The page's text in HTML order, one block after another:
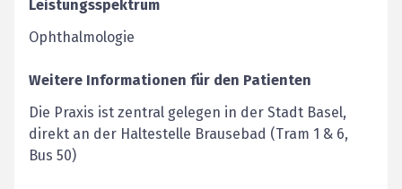
Leistungsspektrum
Ophthalmologie
Weitere Informationen für den Patienten
Die Praxis ist zentral gelegen in der Stadt Basel,
direkt an der Haltestelle Brausebad (Tram 1 & 6,
Bus 50)